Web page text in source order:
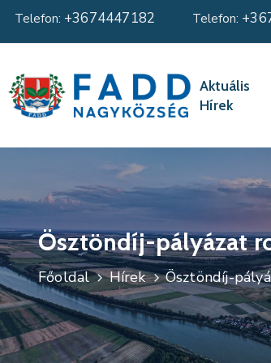
Telefon: +3674447182 Telefon:
Aktuális
Hírek
Ösztöndíj-pályázat
Főoldal Hírek Ösztöndíj-